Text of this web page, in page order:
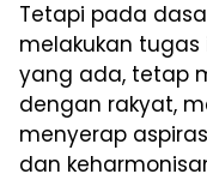
Tetapi pada
melakukan
yang ada, tetap
dengan rakyat,
menyerap
dan